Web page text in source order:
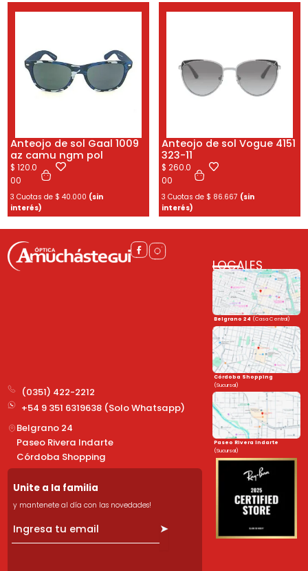
Anteojo de sol Gaal 1009
az camu ngm pol
$ 120.0
00
3 Cuotas de $ 40.000 (sin
interés)
Anteojo de sol Vogue 4151
323-11
$ 260.0
00
3 Cuotas de $ 86.667 (sin
interés)
(0351) 422-2212
+54 9 351 6319638 (Solo Whatsapp)
Belgrano 24
Paseo Rivera Indarte
Córdoba Shopping
Unite a la familia
y mantenete al día con las novedades!
➤
LOCALES
Belgrano 24 (Casa Central)
Córdoba Shopping
(Sucursal)
Paseo Rivera Indarte
(Sucursal)